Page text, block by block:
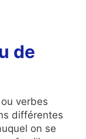
de
verbes
différentes
on se